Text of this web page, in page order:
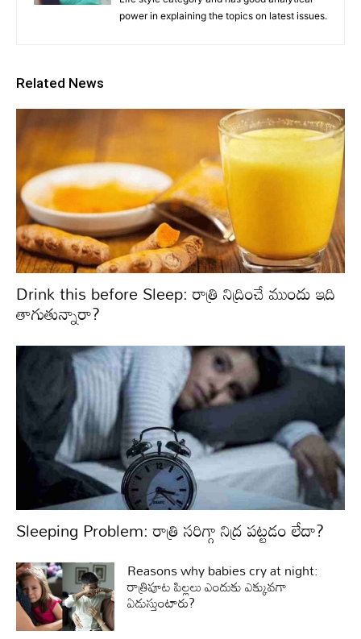
power in explaining the topics on latest issues.
Related News
Drink this before Sleep: రాత్రి నిద్రించే ముందు ఇది
తాగుతున్నారా?
Sleeping Problem: రాత్రి సరిగ్గా నిద్ర పట్టడం లేదా?
Reasons why babies cry at night:
రాత్రిపూట పిల్లలు ఎందుకు ఎక్కువగా
ఏడుస్తుంటారు?